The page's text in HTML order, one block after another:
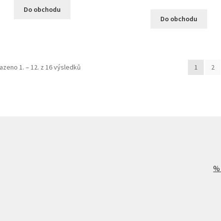
Do obchodu
Do obchodu
1. – 12. z 16 výsledků 1 2